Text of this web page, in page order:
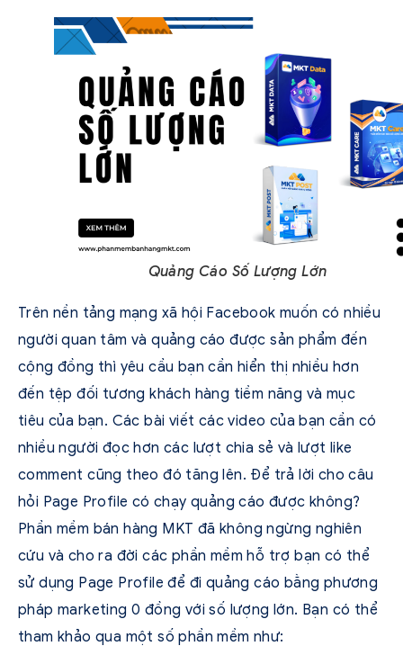
Quảng Cáo Số Lượng Lớn
Trên nền tảng mạng xã hội Facebook muốn có nhiều
người quan tâm và quảng cáo được sản phẩm đến
cộng đồng thì yêu cầu bạn cần hiển thị nhiều hơn
đến tệp đối tương khách hàng tiềm năng và mục
tiêu của bạn. Các bài viết các video của bạn cần có
nhiều người đọc hơn các lượt chia sẻ và lượt like
comment cũng theo đó tăng lên. Để trả lời cho câu
hỏi Page Profile có chạy quảng cáo được không?
Phần mềm bán hàng MKT đã không ngừng nghiên
cứu và cho ra đời các phần mềm hỗ trợ bạn có thể
sử dụng Page Profile để đi quảng cáo bằng phương
pháp marketing 0 đồng với số lượng lớn. Bạn có thể
tham khảo qua một số phần mềm như: